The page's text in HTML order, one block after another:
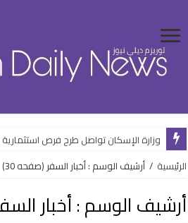
وزارة الإسكان تواصل طرح فرص
الرقابة المالية تعدل ضوابط “التخصيم”
الرئيسية / أرشيف الوسم : أخبار السفر (صفحه 30)
أرشيف الوسم :أخبار